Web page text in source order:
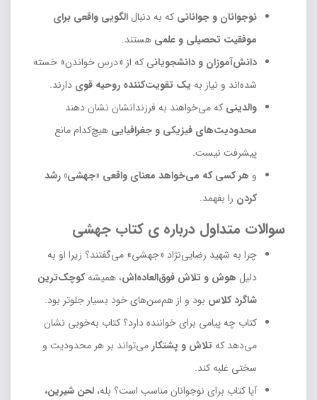
نوجوانان و جوانانی که به دنبال الگویی واقعی برای
موفقیت تحصیلی و علمی هستند.
دانش‌آموزان و دانشجویانی که از «درس خواندن» خسته
شده‌اند و نیاز به یک تقویت‌کننده روحیه قوی دارند.
والدینی که می‌خواهند به فرزندانشان نشان دهند
محدودیت‌های فیزیکی و جغرافیایی هیچ‌کدام مانع
پیشرفت نیست.
و هر کسی که می‌خواهد معنای واقعی «جهشی» رشد
کردن را بفهمد.
سوالات متداول درباره ی کتاب جهشی
چرا به شهید رضایی‌نژاد «جهشی» می‌گفتند؟ زیرا او به
دلیل هوش و تلاش فوق‌العاده‌اش، همیشهکوچک‌ترین
شاگرد کلاس بود و از هم‌سن‌های خود بسیار جلوتر بود.
کتاب چه پیامی برای خواننده دارد؟ کتاب به‌خوبی نشان
می‌دهد که تلاش و پشتکار می‌تواند بر هر محدودیت و
سختی غلبه کند.
آیا کتاب برای نوجوانان مناسب است؟ بله، لحن شیرین،